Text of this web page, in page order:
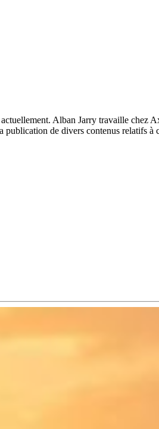
actuellement. Alban Jarry travaille chez
de divers contenus relatifs